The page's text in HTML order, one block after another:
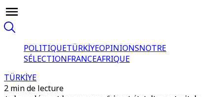
POLITIQUETÜRKİYEOPINIONSNOTRE
SÉLECTIONFRANCEAFRIQUE
TÜRKİYE
2 min de lecture